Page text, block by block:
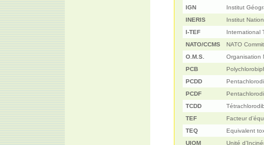
IGN
Institut
INERIS
Institut
I-TEF
International
NATO/CCMS
NATO
O.M.S.
Organisation
PCB
PCDD
PCDF
TCDD
TEF
Facteur
TEQ
Equivalent
UIOM
Unité